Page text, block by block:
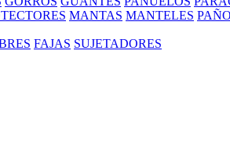
MANTAS MANTELES
FAJAS SUJETADORES